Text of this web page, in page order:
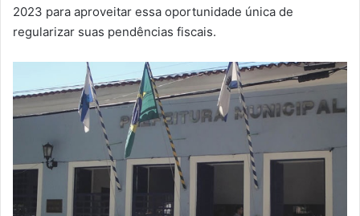
2023 para aproveitar essa oportunidade única de
regularizar suas pendências fiscais.